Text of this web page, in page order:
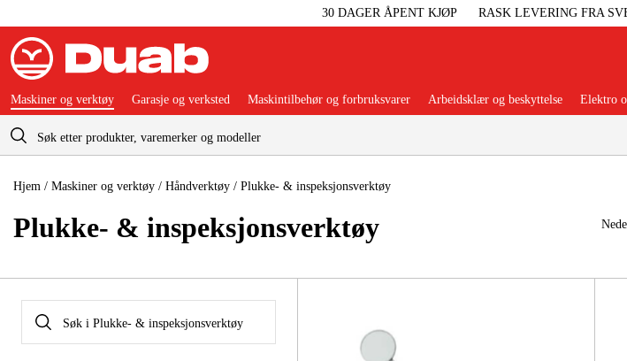
30 DAGER ÅPENT KJØP RASK LEVERING FRA
Maskiner og verktøy Garasje og verksted Maskintilbehør og forbruksvarer Arbeidsklær og beskyttelse Elektro
Hjem / Maskiner og verktøy / Håndverktøy / Plukke- & inspeksjonsverktøy
Plukke- & inspeksjonsverktøy